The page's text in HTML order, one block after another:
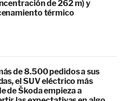
de 262 m) y
térmico
de 8.500 pedidos a sus
el SUV eléctrico más
de Škoda empieza a